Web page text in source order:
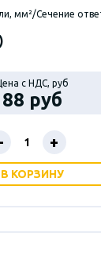
мм²/Сечение
с НДС, руб
88 руб
+
В КОРЗИНУ